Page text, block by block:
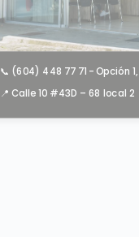
📞 (604) 448 77 71 - Opción 1,
📍 Calle 10 #43D – 68 local 2